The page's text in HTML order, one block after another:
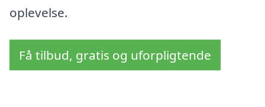
oplevelse.
Få tilbud, gratis og uforpligtende